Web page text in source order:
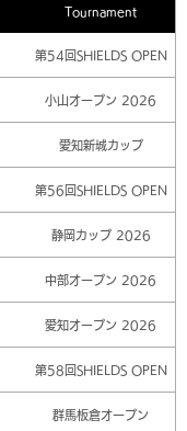
Tournament
第54回SHIELDS OPEN
小山オープン 2026
愛知新城カップ
第56回SHIELDS OPEN
静岡カップ 2026
中部オープン 2026
愛知オープン 2026
第58回SHIELDS OPEN
群馬板倉オープン